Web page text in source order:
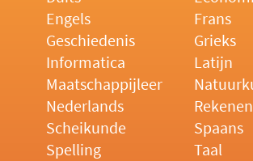
Engels
Frans
Geschiedenis
Grieks
Informatica
Latijn
Maatschappijleer
Nederlands
Rekenen
Scheikunde
Spaans
Spelling
Taal